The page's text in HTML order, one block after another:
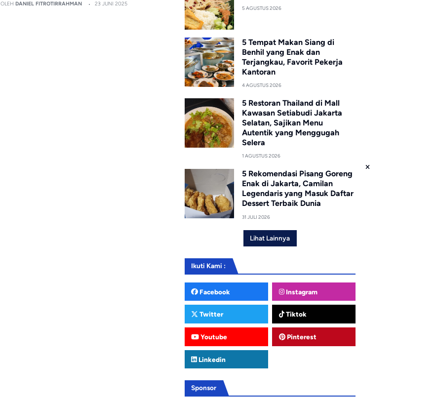
OLEH DANIEL FITROTIRRAHMAN 23 JUNI 2025
5 AGUSTUS 2026
5 Tempat Makan Siang di
Benhil yang Enak dan
Terjangkau, Favorit Pekerja
Kantoran
4 AGUSTUS 2026
5 Restoran Thailand di Mall
Kawasan Setiabudi Jakarta
Selatan, Sajikan Menu
Autentik yang Menggugah
Selera
1 AGUSTUS 2026
5 Rekomendasi Pisang Goreng
Enak di Jakarta, Camilan
Legendaris yang Masuk Daftar
Dessert Terbaik Dunia
31 JULI 2026
Lihat Lainnya
Ikuti Kami :
Facebook Instagram
Twitter Tiktok
Youtube Pinterest
Linkedin
Sponsor